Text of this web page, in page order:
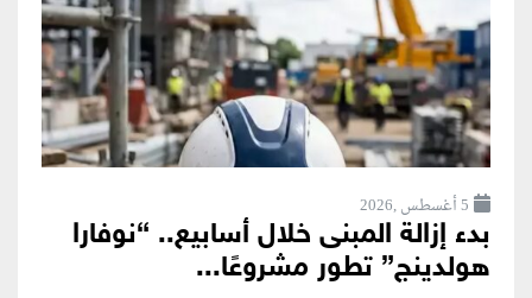
5 أغسطس ,2026
بدء إزالة المبنى خلال أسابيع.. “نوفارا
هولدينج” تطور مشروعًا...